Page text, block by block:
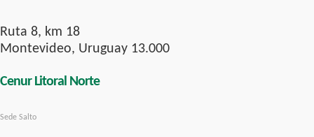
Ruta 8, km 18
Montevideo, Uruguay 13.000
Cenur Litoral Norte
Sede Salto